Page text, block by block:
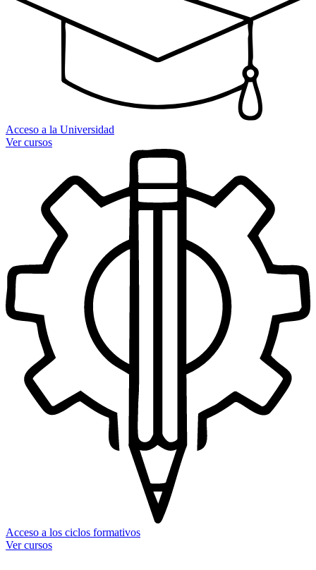
Acceso a la Universidad
Ver cursos
Acceso a los ciclos formativos
Ver cursos